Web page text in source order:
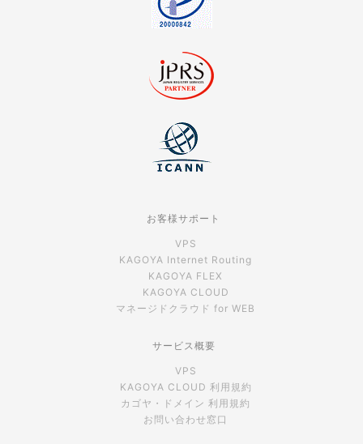
お客様サポート
VPS
KAGOYA Internet Routing
KAGOYA FLEX
KAGOYA CLOUD
マネージドクラウド for WEB
サービス概要
VPS
KAGOYA CLOUD 利用規約
カゴヤ・ドメイン 利用規約
お問い合わせ窓口